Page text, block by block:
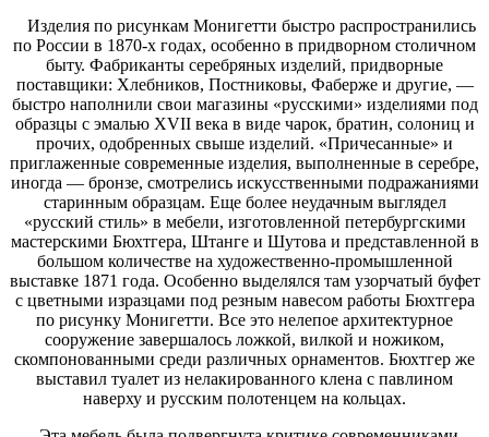
Изделия по рисункам Монигетти быстро распространились
по России в 1870-х годах, особенно в придворном столичном
быту. Фабриканты серебряных изделий, придворные
поставщики: Хлебников, Постниковы, Фаберже и другие, —
быстро наполнили свои магазины «русскими» изделиями под
образцы с эмалью XVII века в виде чарок, братин, солониц и
прочих, одобренных свыше изделий. «Причесанные» и
приглаженные современные изделия, выполненные в серебре,
иногда — бронзе, смотрелись искусственными подражаниями
старинным образцам. Еще более неудачным выглядел
«русский стиль» в мебели, изготовленной петербургскими
мастерскими Бюхтгера, Штанге и Шутова и представленной в
большом количестве на художественно-промышленной
выставке 1871 года. Особенно выделялся там узорчатый буфет
с цветными изразцами под резным навесом работы Бюхтгера
по рисунку Монигетти. Все это нелепое архитектурное
сооружение завершалось ложкой, вилкой и ножиком,
скомпонованными среди различных орнаментов. Бюхтгер же
выставил туалет из нелакированного клена с павлином
наверху и русским полотенцем на кольцах.